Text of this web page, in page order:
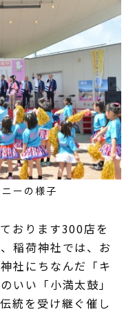
ーの様子
おります300店を
稲荷神社では、お
社にちなんだ「キ
いい「小満太鼓」
統を受け継ぐ催し